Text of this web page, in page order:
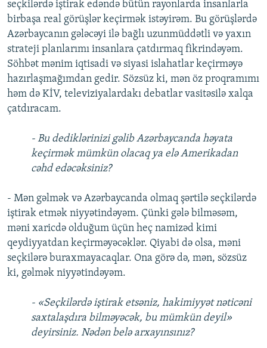
seçkilərdə iştirak edəndə bütün rayonlarda insanlarla
birbaşa real görüşlər keçirmək istəyirəm. Bu görüşlərdə
Azərbaycanın gələcəyi ilə bağlı uzunmüddətli və yaxın
strateji planlarımı insanlara çatdırmaq fikrindəyəm.
Söhbət mənim iqtisadi və siyasi islahatlar keçirməyə
hazırlaşmağımdan gedir. Sözsüz ki, mən öz proqramımı
həm də KİV, televiziyalardakı debatlar vasitəsilə xalqa
çatdıracam.
- Bu dediklərinizi gəlib Azərbaycanda həyata
keçirmək mümkün olacaq ya elə Amerikadan
cəhd edəcəksiniz?
- Mən gəlmək və Azərbaycanda olmaq şərtilə seçkilərdə
iştirak etmək niyyətindəyəm. Çünki gələ bilməsəm,
məni xaricdə olduğum üçün heç namizəd kimi
qeydiyyatdan keçirməyəcəklər. Qiyabi də olsa, məni
seçkilərə buraxmayacaqlar. Ona görə də, mən, sözsüz
ki, gəlmək niyyətindəyəm.
- «Seçkilərdə iştirak etsəniz, hakimiyyət nəticəni
saxtalaşdıra bilməyəcək, bu mümkün deyil»
deyirsiniz. Nədən belə arxayınsınız?